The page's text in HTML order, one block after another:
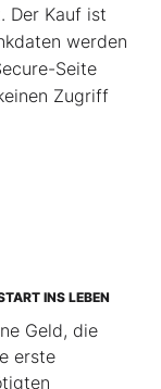
Der Kauf ist
werden
Seite
Zugriff
INS LEBEN
Geld, die
erste